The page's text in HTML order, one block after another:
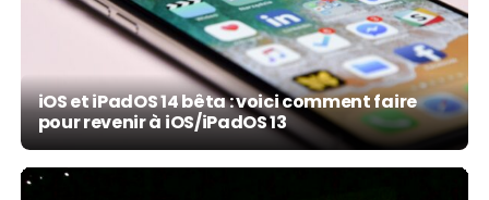
iOS et iPadOS 14 bêta : voici comment faire
pour revenir à iOS/iPadOS 13